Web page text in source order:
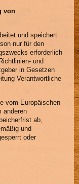
von
und speichert
nur für den
erforderlich
und
in Gesetzen
Verantwortliche
vom Europäischen
anderen
ab,
und
oder